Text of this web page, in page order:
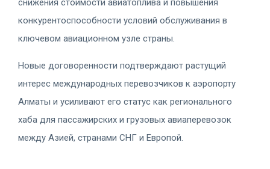
снижения стоимости авиатоплива и повышения
конкурентоспособности условий обслуживания в
ключевом авиационном узле страны.
Новые договоренности подтверждают растущий
интерес международных перевозчиков к аэропорту
Алматы и усиливают его статус как регионального
хаба для пассажирских и грузовых авиаперевозок
между Азией, странами СНГ и Европой.